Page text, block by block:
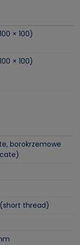
× 100)
× 100)
borokrzemowe
thread)